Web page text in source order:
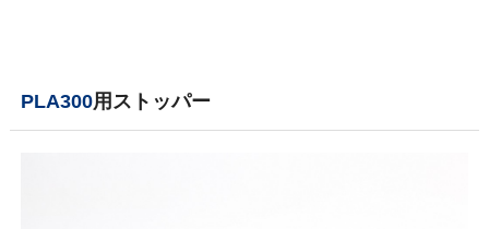
PLA300用ストッパー